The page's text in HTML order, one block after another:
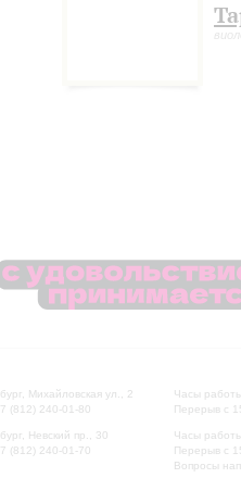
Михайловская ул., 2
(812) 240-01-80
Невский пр., 30
(812) 240-01-70
Часы
Перерыв с
Часы
Перерыв с
Вопросы